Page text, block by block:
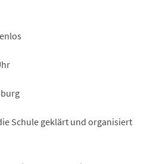
Schule geklärt und organisiert